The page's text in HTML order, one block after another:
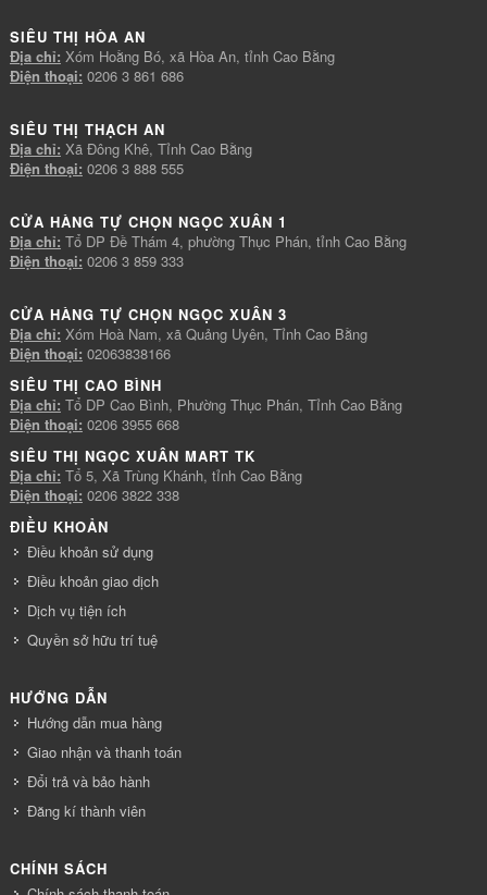
SIÊU THỊ HÒA AN
Địa chỉ: Xóm Hoằng Bó, xã Hòa An, tỉnh Cao Bằng
Điện thoại: 0206 3 861 686
SIÊU THỊ THẠCH AN
Địa chỉ: Xã Đông Khê, Tỉnh Cao Bằng
Điện thoại: 0206 3 888 555
CỬA HÀNG TỰ CHỌN NGỌC XUÂN 1
Địa chỉ: Tổ DP Đề Thám 4, phường Thục Phán, tỉnh Cao Bằng
Điện thoại: 0206 3 859 333
CỬA HÀNG TỰ CHỌN NGỌC XUÂN 3
Địa chỉ: Xóm Hoà Nam, xã Quảng Uyên, Tỉnh Cao Bằng
Điện thoại: 02063838166
SIÊU THỊ CAO BÌNH
Địa chỉ: Tổ DP Cao Bình, Phường Thục Phán, Tỉnh Cao Bằng
Điện thoại: 0206 3955 668
SIÊU THỊ NGỌC XUÂN MART TK
Địa chỉ: Tổ 5, Xã Trùng Khánh, tỉnh Cao Bằng
Điện thoại: 0206 3822 338
ĐIỀU KHOẢN
Điều khoản sử dụng
Điều khoản giao dịch
Dịch vụ tiện ích
Quyền sở hữu trí tuệ
HƯỚNG DẪN
Hướng dẫn mua hàng
Giao nhận và thanh toán
Đổi trả và bảo hành
Đăng kí thành viên
CHÍNH SÁCH